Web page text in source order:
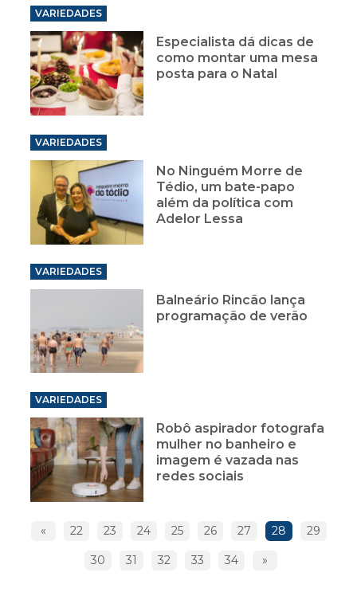
VARIEDADES
Especialista dá dicas de
como montar uma mesa
posta para o Natal
VARIEDADES
No Ninguém Morre de
Tédio, um bate-papo
além da política com
Adelor Lessa
VARIEDADES
Balneário Rincão lança
programação de verão
VARIEDADES
Robô aspirador fotografa
mulher no banheiro e
imagem é vazada nas
redes sociais
« 22 23 24 25 26 27 28 29
30 31 32 33 34 »